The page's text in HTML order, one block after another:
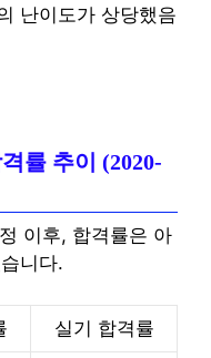
난이도가 상당했음
률 추이 (2020-
이후, 합격률은 아
니다.
실기 합격률